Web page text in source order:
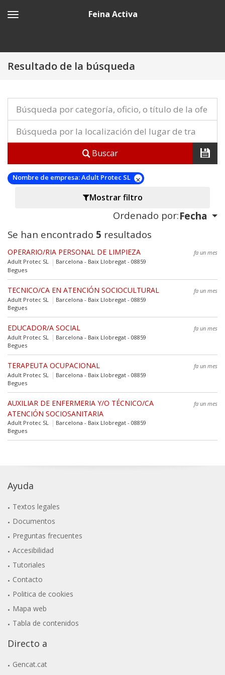
Feina Activa
Resultado de la búsqueda
Buscar
Nombre de empresa:Adult Protec SL
Mostrar filtro
Ordenado por:Fecha
Se han encontrado 5 resultados
OPERARIO/RIA PERSONAL DE LIMPIEZA
fa un mes
Adult Protec SL
Barcelona - Baix Llobregat - 08859
Begues
TECNICO/CA EN ATENCIÓN SOCIOCULTURAL
fa un mes
Adult Protec SL
Barcelona - Baix Llobregat - 08859
Begues
EDUCADOR/A SOCIAL
fa un mes
Adult Protec SL
Barcelona - Baix Llobregat - 08859
Begues
TERAPEUTA OCUPACIONAL
fa un mes
Adult Protec SL
Barcelona - Baix Llobregat - 08859
Begues
AUXILIAR DE ENFERMERIA Y/O TÉCNICO/CA
ATENCIÓN SOCIOSANITARIA
fa un mes
Adult Protec SL
Barcelona - Baix Llobregat - 08859
Begues
Ayuda
Textos legales
Documentos
Preguntas frecuentes
Accesibilidad
Tutoriales
Contacto
Politica de cookies
Mapa web
Tabla de contenidos
Directo a
Gencat.cat